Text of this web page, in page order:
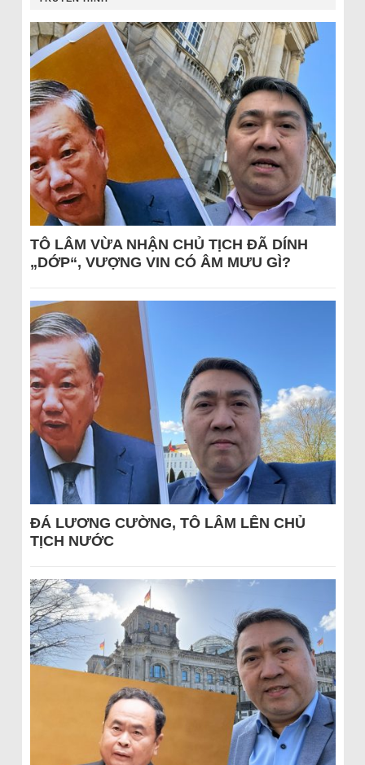
TÔ LÂM VỪA NHẬN CHỦ TỊCH ĐÃ DÍNH
„DỚP“, VƯỢNG VIN CÓ ÂM MƯU GÌ?
ĐÁ LƯƠNG CƯỜNG, TÔ LÂM LÊN CHỦ
TỊCH NƯỚC